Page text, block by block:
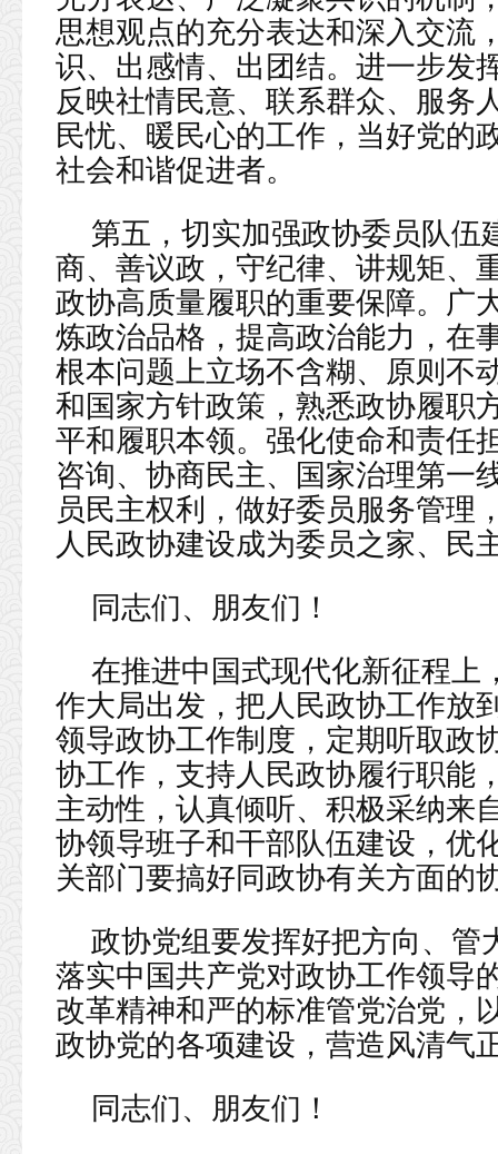
思想观点的充分表达和深入交流
识、出感情、出团结。进一步发
反映社情民意、联系群众、服务
民忧、暖民心的工作，当好党的
社会和谐促进者。
第五，切实加强政协委员队伍
商、善议政，守纪律、讲规矩、
政协高质量履职的重要保障。广
炼政治品格，提高政治能力，在
根本问题上立场不含糊、原则不
和国家方针政策，熟悉政协履职
平和履职本领。强化使命和责任
咨询、协商民主、国家治理第一
员民主权利，做好委员服务管理
人民政协建设成为委员之家、民
同志们、朋友们！
在推进中国式现代化新征程上
作大局出发，把人民政协工作放
领导政协工作制度，定期听取政
协工作，支持人民政协履行职能
主动性，认真倾听、积极采纳来
协领导班子和干部队伍建设，优
关部门要搞好同政协有关方面的
政协党组要发挥好把方向、管
落实中国共产党对政协工作领导
改革精神和严的标准管党治党，
政协党的各项建设，营造风清气
同志们、朋友们！